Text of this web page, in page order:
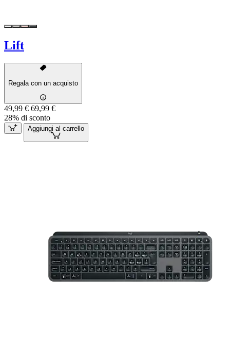
Lift
Regala con un acquisto
49,99 € 69,99 €
28% di sconto
Aggiungi al carrello